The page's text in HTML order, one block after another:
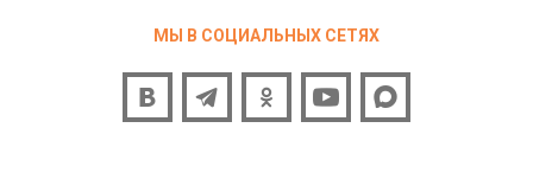
МЫ В СОЦИАЛЬНЫХ СЕТЯХ